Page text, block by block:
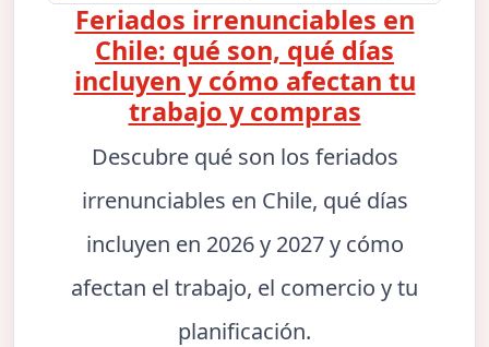
Feriados irrenunciables en
Chile: qué son, qué días
incluyen y cómo afectan tu
trabajo y compras
Descubre qué son los feriados
irrenunciables en Chile, qué días
incluyen en 2026 y 2027 y cómo
afectan el trabajo, el comercio y tu
planificación.